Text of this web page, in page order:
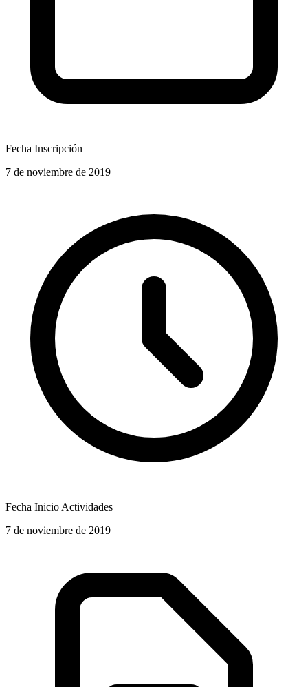
Fecha Inscripción
7 de noviembre de 2019
Fecha Inicio Actividades
7 de noviembre de 2019